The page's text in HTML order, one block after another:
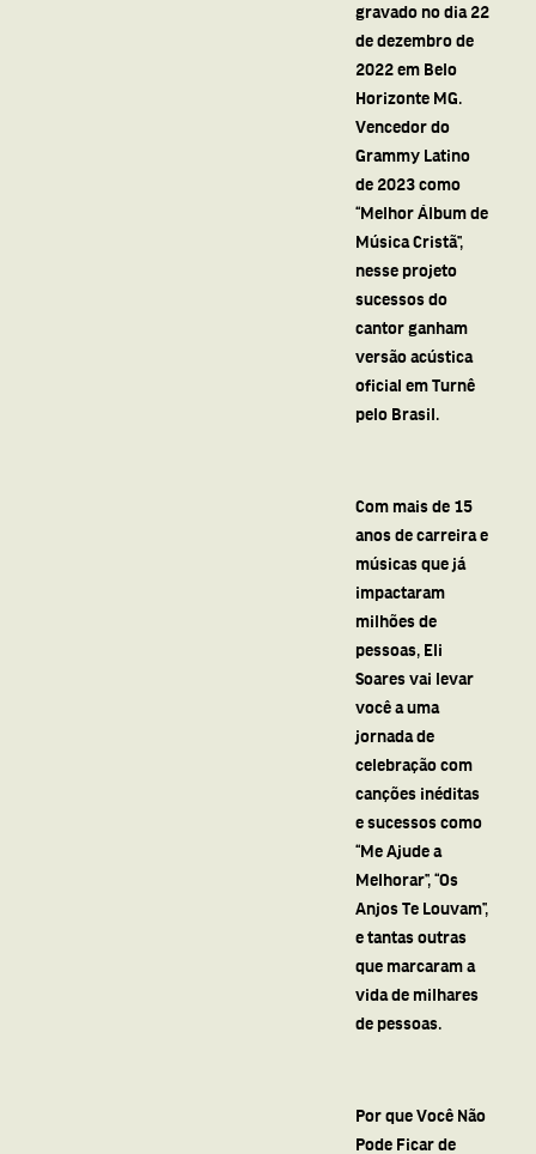
gravado no dia 22
de dezembro de
2022 em Belo
Horizonte MG.
Vencedor do
Grammy Latino
de 2023 como
“Melhor Álbum de
Música Cristã”,
nesse projeto
sucessos do
cantor ganham
versão acústica
oficial em Turnê
pelo Brasil.
Com mais de 15
anos de carreira e
músicas que já
impactaram
milhões de
pessoas, Eli
Soares vai levar
você a uma
jornada de
celebração com
canções inéditas
e sucessos como
“Me Ajude a
Melhorar”, “Os
Anjos Te Louvam”,
e tantas outras
que marcaram a
vida de milhares
de pessoas.
Por que Você Não
Pode Ficar de